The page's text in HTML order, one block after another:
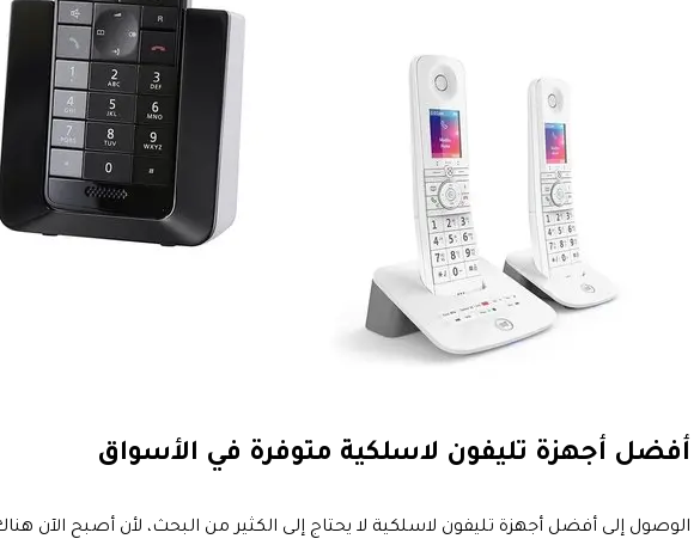
أفضل أجهزة تليفون لاسلكية متوفرة في الأسواق
الوصول إلى أفضل أجهزة تليفون لاسلكية لا يحتاج إلى الكثير من البحث، لأن أصبح الآن